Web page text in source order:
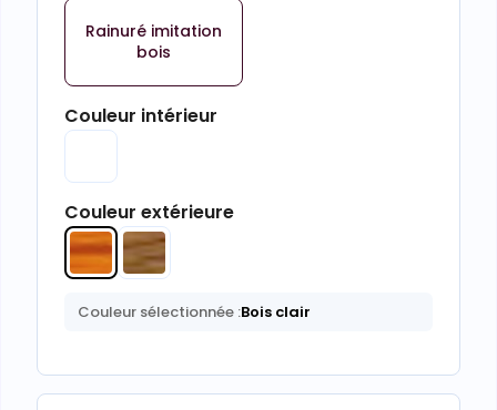
Rainuré imitation
bois
Couleur intérieur
Couleur extérieure
Couleur sélectionnée :Bois clair